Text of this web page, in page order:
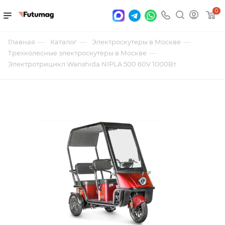
0
Главная — Каталог — Электроскутеры в Москве —
Трехколесные электроскутеры в Москве —
Электротрицикл Wanshida NIPLA 500 60V 1000Вт